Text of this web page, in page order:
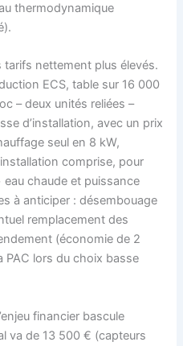
thermodynamique
tarifs nettement plus élevés.
ECS, table sur 16 000
– deux unités reliées –
d’installation, avec un prix
seul en 8 kW,
comprise, pour
chaude et puissance
à anticiper : désembouage
remplacement des
(économie de 2
PAC lors du choix basse
financier bascule
va de 13 500 € (capteurs